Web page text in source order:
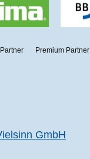
Premium Partner